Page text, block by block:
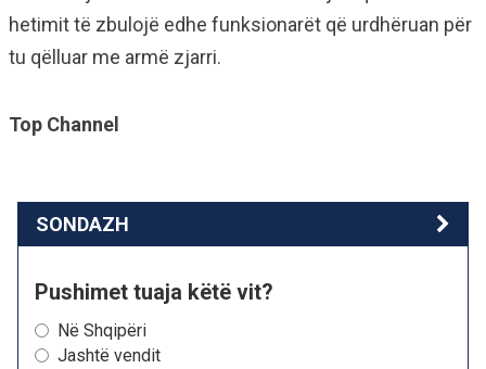
hetimit të zbulojë edhe funksionarët që urdhëruan për
tu qëlluar me armë zjarri.
Top Channel
SONDAZH
Pushimet tuaja këtë vit?
Në Shqipëri
Jashtë vendit